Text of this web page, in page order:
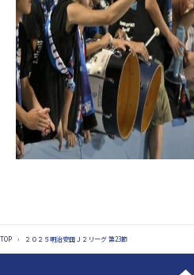
TOP › ２０２５明治安田Ｊ２リーグ 第23節